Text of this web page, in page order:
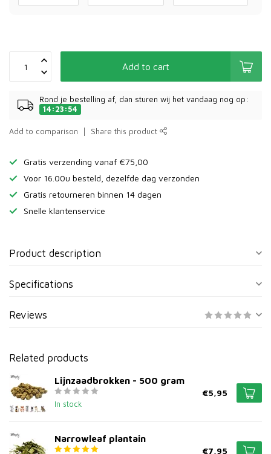
Add to cart
Rond je bestelling af, dan sturen wij het vandaag nog op:
14:23:54
Add to comparison Share this product
Gratis verzending vanaf €75,00
Voor 16.00u besteld, dezelfde dag verzonden
Gratis retourneren binnen 14 dagen
Snelle klantenservice
Product description
Specifications
Reviews
Related products
Lijnzaadbrokken - 500 gram
In stock
€5,95
Narrowleaf plantain
€7,95